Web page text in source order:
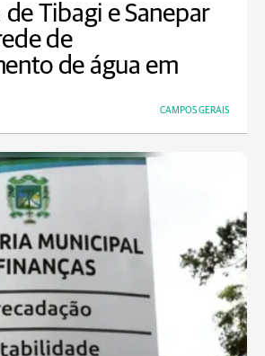
Tibagi e Sanepar
de
de água em
CAMPOS GERAIS